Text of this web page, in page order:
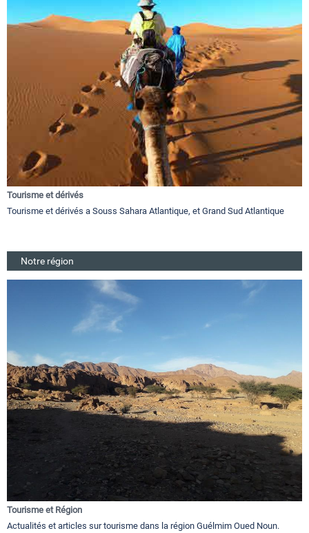
Tourisme et dérivés
Tourisme et dérivés a Souss Sahara Atlantique, et Grand Sud Atlantique
Notre région
Tourisme et Région
Actualités et articles sur tourisme dans la région Guélmim Oued Noun.